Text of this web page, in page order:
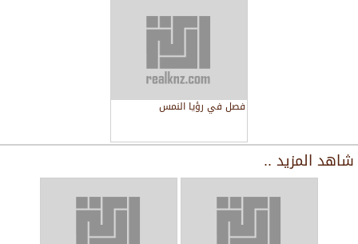
فصل في رؤيا النمس
شاهد المزيد ..